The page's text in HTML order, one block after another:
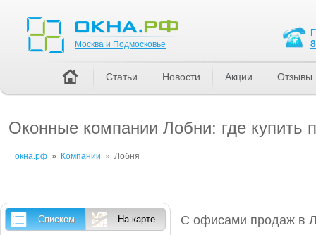
Оконные компании Лобни: где купить
окна.рф » Компании » Лобня
С офисами продаж в
Списком На карте
Москва и Подмосковье
Статьи Новости Акции Отзывы